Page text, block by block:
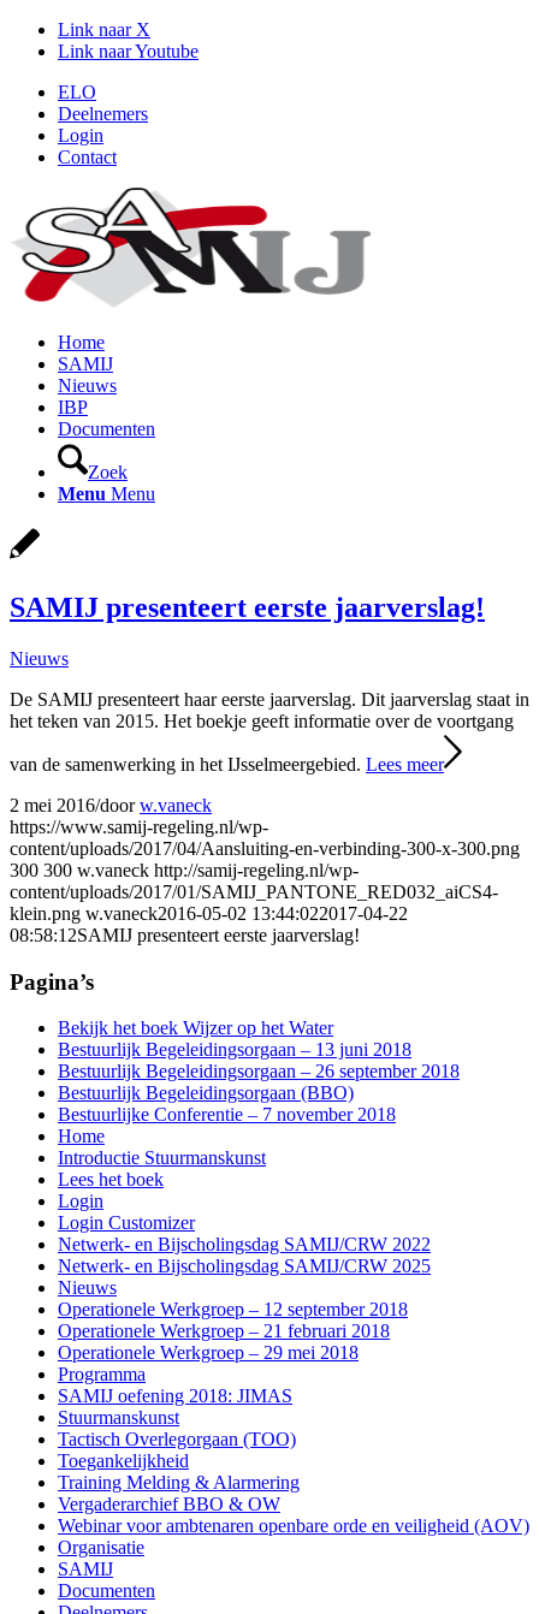
Link naar X
Link naar Youtube
ELO
Deelnemers
Login
Contact
Home
SAMIJ
Nieuws
IBP
Documenten
Zoek
Menu Menu
SAMIJ presenteert eerste jaarverslag!
Nieuws
De SAMIJ presenteert haar eerste jaarverslag. Dit jaarverslag staat in
het teken van 2015. Het boekje geeft informatie over de voortgang
van de samenwerking in het IJsselmeergebied. Lees meer
2 mei 2016/doorw.vaneck
https://www.samij-regeling.nl/wp-
content/uploads/2017/04/Aansluiting-en-verbinding-300-x-300.png
300 300 w.vaneck http://samij-regeling.nl/wp-
content/uploads/2017/01/SAMIJ_PANTONE_RED032_aiCS4-
klein.png w.vaneck2016-05-02 13:44:022017-04-22
08:58:12SAMIJ presenteert eerste jaarverslag!
Pagina’s
Bekijk het boek Wijzer op het Water
Bestuurlijk Begeleidingsorgaan – 13 juni 2018
Bestuurlijk Begeleidingsorgaan – 26 september 2018
Bestuurlijk Begeleidingsorgaan (BBO)
Bestuurlijke Conferentie – 7 november 2018
Home
Introductie Stuurmanskunst
Lees het boek
Login
Login Customizer
Netwerk- en Bijscholingsdag SAMIJ/CRW 2022
Netwerk- en Bijscholingsdag SAMIJ/CRW 2025
Nieuws
Operationele Werkgroep – 12 september 2018
Operationele Werkgroep – 21 februari 2018
Operationele Werkgroep – 29 mei 2018
Programma
SAMIJ oefening 2018: JIMAS
Stuurmanskunst
Tactisch Overlegorgaan (TOO)
Toegankelijkheid
Training Melding & Alarmering
Vergaderarchief BBO & OW
Webinar voor ambtenaren openbare orde en veiligheid (AOV)
Organisatie
SAMIJ
Documenten